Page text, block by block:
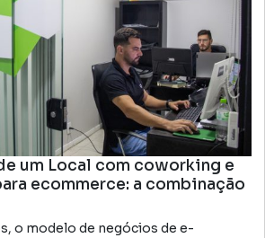
um Local com coworking e
ecommerce: a combinação
o modelo de negócios de e-